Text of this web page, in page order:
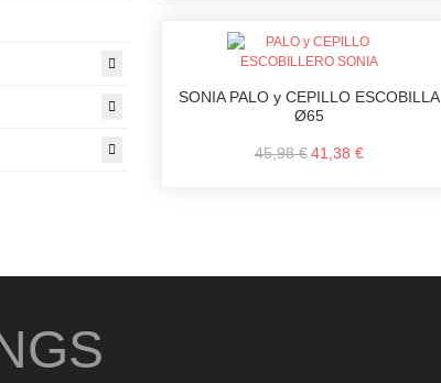
SONIA PALO y CEPILLO ESCOBILLA
Ø65
45,98 € 41,38 €